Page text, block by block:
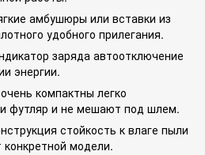
амбушюры или вставки из
удобного прилегания.
заряда автоотключение
энергии.
компактны легко
футляр и не мешают под шлем.
стойкость к влаге пыли
модели.